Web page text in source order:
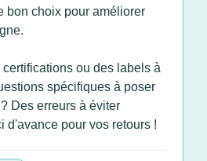
bon choix pour améliorer
ou des labels à
spécifiques à poser
Des erreurs à éviter
d'avance pour vos retours !